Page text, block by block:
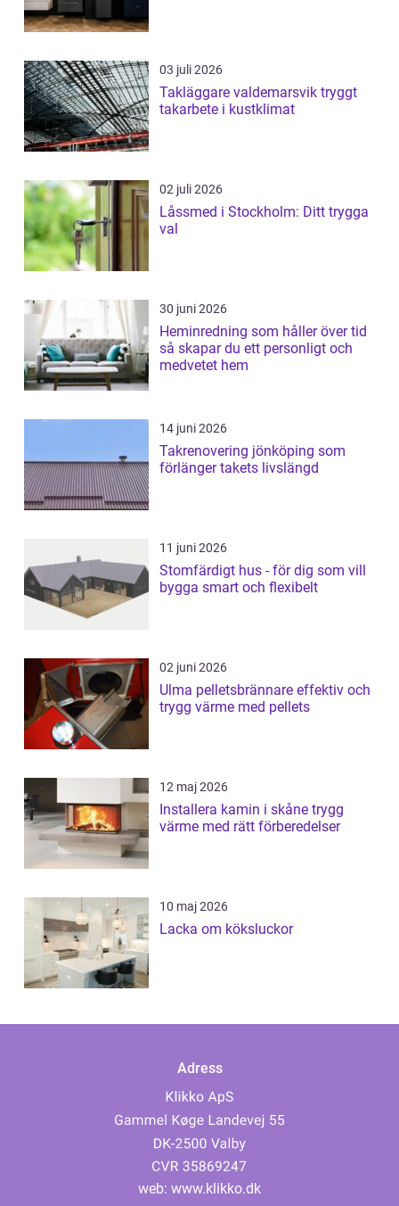
03 juli 2026
Takläggare valdemarsvik tryggt
takarbete i kustklimat
02 juli 2026
Låssmed i Stockholm: Ditt trygga
val
30 juni 2026
Heminredning som håller över tid
så skapar du ett personligt och
medvetet hem
14 juni 2026
Takrenovering jönköping som
förlänger takets livslängd
11 juni 2026
Stomfärdigt hus - för dig som vill
bygga smart och flexibelt
02 juni 2026
Ulma pelletsbrännare effektiv och
trygg värme med pellets
12 maj 2026
Installera kamin i skåne trygg
värme med rätt förberedelser
10 maj 2026
Lacka om köksluckor
Adress
web: www.klikko.dk